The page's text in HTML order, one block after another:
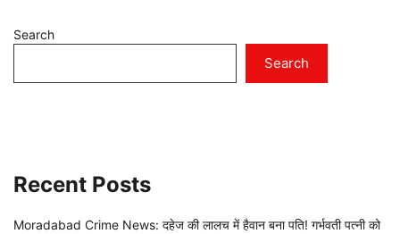
Search
Search
Recent Posts
Moradabad Crime News: दहेज की लालच में हैवान बना पति! गर्भवती पत्नी को